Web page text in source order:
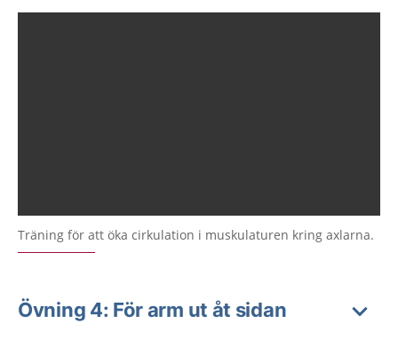
Träning för att öka cirkulation i muskulaturen kring axlarna.
Övning 4: För arm ut åt sidan